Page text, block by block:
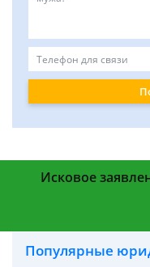
Исковое
Популярные